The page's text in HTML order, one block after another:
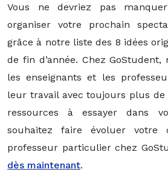
Vous ne devriez pas
organiser votre prochain
grâce à notre liste des 8 idées
de fin d’année. Chez GoStudent,
les enseignants et les
leur travail avec toujours plus de
ressources à essayer dans
souhaitez faire évoluer votre
professeur particulier chez
dès maintenant.